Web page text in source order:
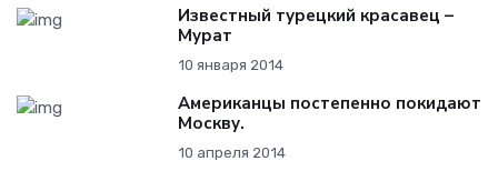
Известный турецкий красавец –
Мурат
10 января 2014
Американцы постепенно покидают
Москву.
10 апреля 2014